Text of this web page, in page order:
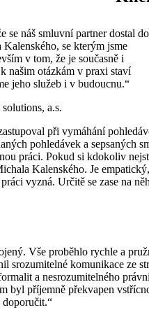
se náš smluvní partner dostal do
se kterým jsme
v tom, že je současně i
našim otázkám v praxi staví
jeho služeb i v budoucnu.“
a.s.
při vymáhání
pohledávek a sepsaných
práci. Pokud si kdokoliv
Kalenského. Je empatický,
vyzná. Určitě se zase na
Vše proběhlo rychle a
srozumitelné komunikace ze
a nesrozumitelného
byl příjemně překvapen